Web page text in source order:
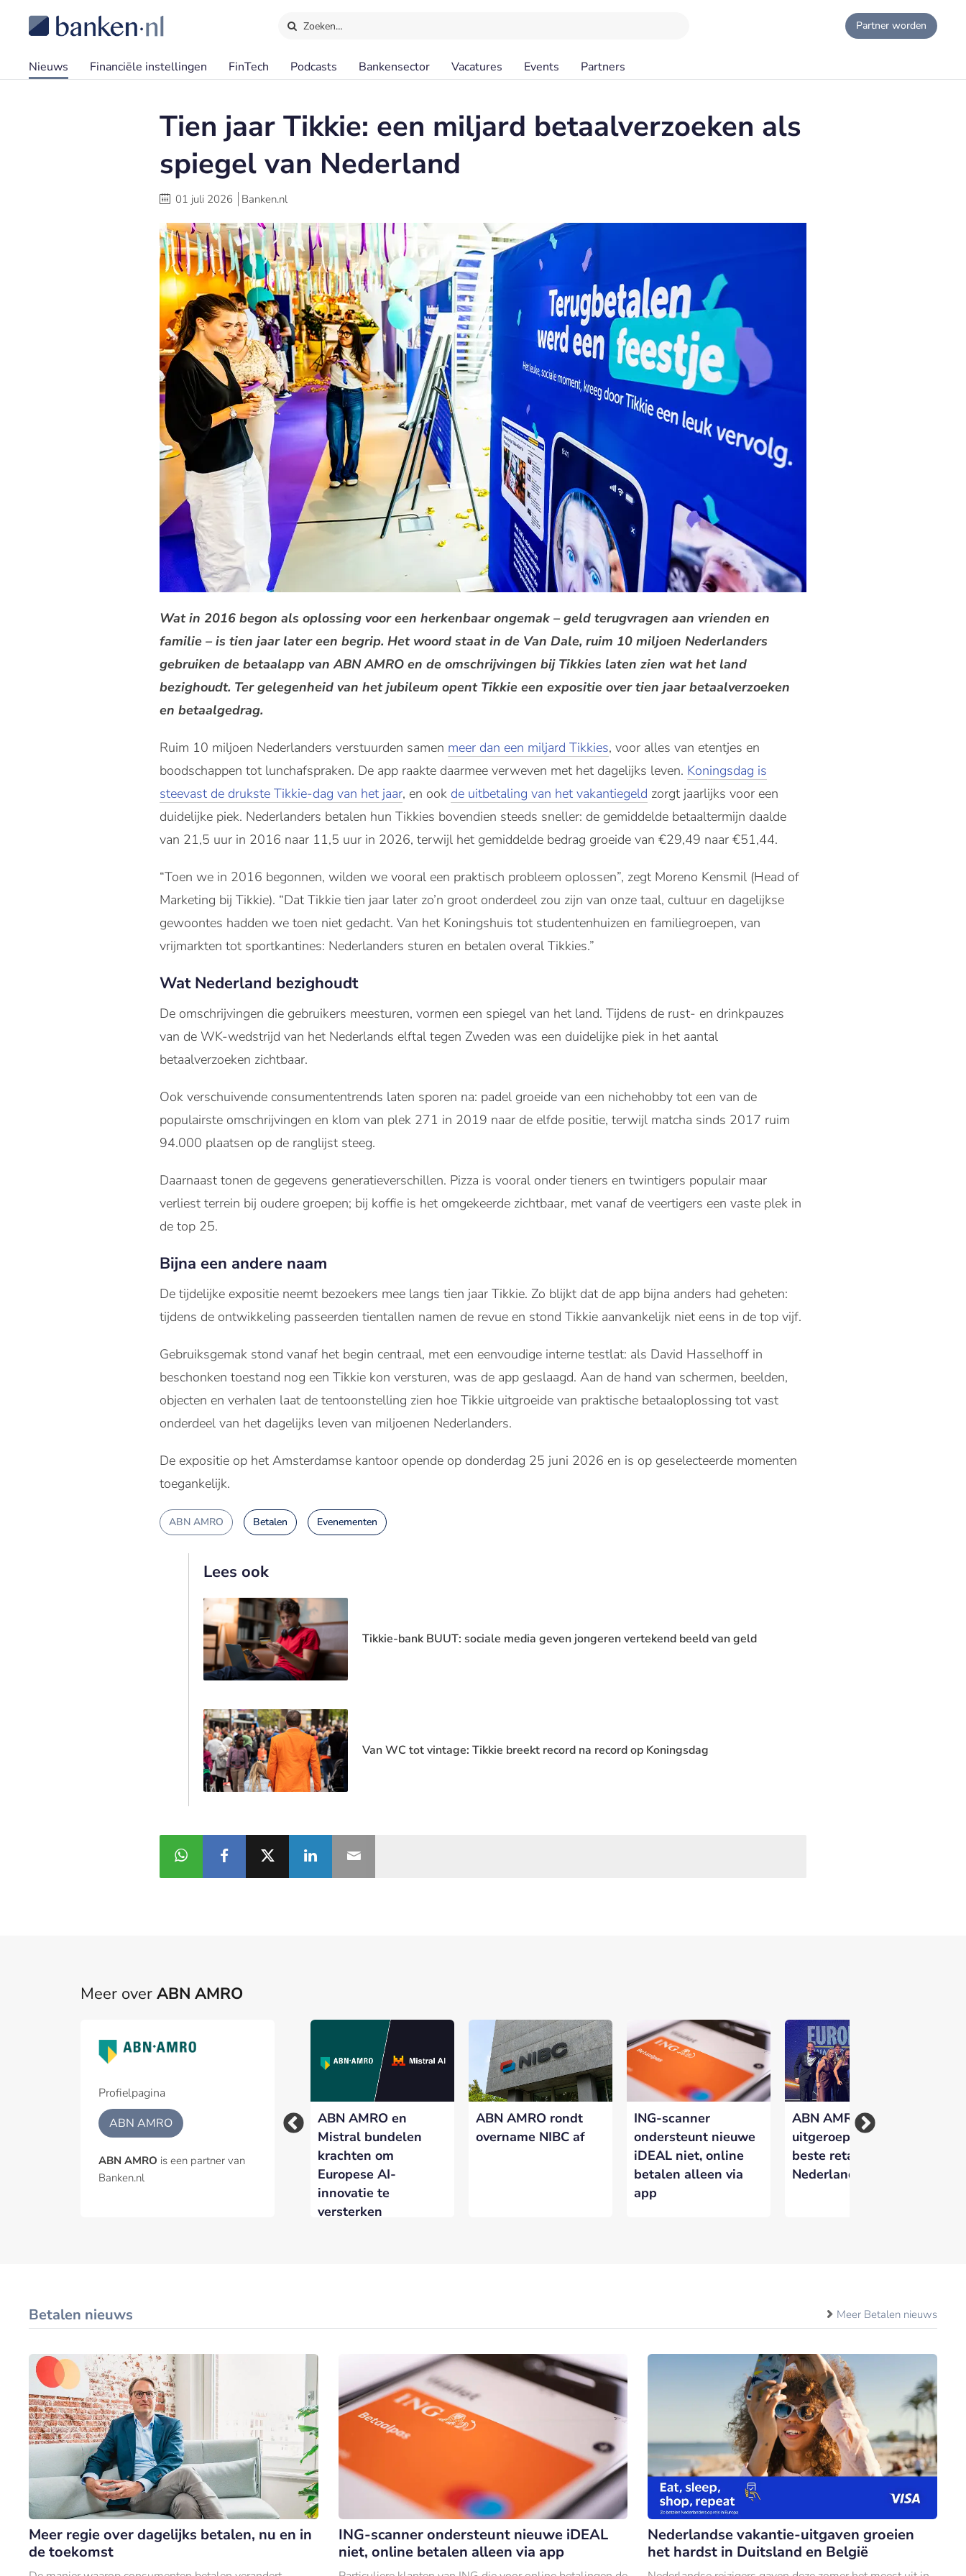
Zoeken… Partner worden
Nieuws Financiële instellingen FinTech Podcasts Bankensector Vacatures Events Partners
Tien jaar Tikkie: een miljard betaalverzoeken als
spiegel van Nederland
01 juli 2026 Banken.nl
Wat in 2016 begon als oplossing voor een herkenbaar ongemak – geld terugvragen aan vrienden en
familie – is tien jaar later een begrip. Het woord staat in de Van Dale, ruim 10 miljoen Nederlanders
gebruiken de betaalapp van ABN AMRO en de omschrijvingen bij Tikkies laten zien wat het land
bezighoudt. Ter gelegenheid van het jubileum opent Tikkie een expositie over tien jaar betaalverzoeken
en betaalgedrag.
Ruim 10 miljoen Nederlanders verstuurden samen meer dan een miljard Tikkies, voor alles van etentjes en
boodschappen tot lunchafspraken. De app raakte daarmee verweven met het dagelijks leven. Koningsdag is
steevast de drukste Tikkie-dag van het jaar, en ook de uitbetaling van het vakantiegeld zorgt jaarlijks voor een
duidelijke piek. Nederlanders betalen hun Tikkies bovendien steeds sneller: de gemiddelde betaaltermijn daalde
van 21,5 uur in 2016 naar 11,5 uur in 2026, terwijl het gemiddelde bedrag groeide van €29,49 naar €51,44.
“Toen we in 2016 begonnen, wilden we vooral een praktisch probleem oplossen”, zegt Moreno Kensmil (Head of
Marketing bij Tikkie). “Dat Tikkie tien jaar later zo’n groot onderdeel zou zijn van onze taal, cultuur en dagelijkse
gewoontes hadden we toen niet gedacht. Van het Koningshuis tot studentenhuizen en familiegroepen, van
vrijmarkten tot sportkantines: Nederlanders sturen en betalen overal Tikkies.”
Wat Nederland bezighoudt
De omschrijvingen die gebruikers meesturen, vormen een spiegel van het land. Tijdens de rust- en drinkpauzes
van de WK-wedstrijd van het Nederlands elftal tegen Zweden was een duidelijke piek in het aantal
betaalverzoeken zichtbaar.
Ook verschuivende consumententrends laten sporen na: padel groeide van een nichehobby tot een van de
populairste omschrijvingen en klom van plek 271 in 2019 naar de elfde positie, terwijl matcha sinds 2017 ruim
94.000 plaatsen op de ranglijst steeg.
Daarnaast tonen de gegevens generatieverschillen. Pizza is vooral onder tieners en twintigers populair maar
verliest terrein bij oudere groepen; bij koffie is het omgekeerde zichtbaar, met vanaf de veertigers een vaste plek in
de top 25.
Bijna een andere naam
De tijdelijke expositie neemt bezoekers mee langs tien jaar Tikkie. Zo blijkt dat de app bijna anders had geheten:
tijdens de ontwikkeling passeerden tientallen namen de revue en stond Tikkie aanvankelijk niet eens in de top vijf.
Gebruiksgemak stond vanaf het begin centraal, met een eenvoudige interne testlat: als David Hasselhoff in
beschonken toestand nog een Tikkie kon versturen, was de app geslaagd. Aan de hand van schermen, beelden,
objecten en verhalen laat de tentoonstelling zien hoe Tikkie uitgroeide van praktische betaaloplossing tot vast
onderdeel van het dagelijks leven van miljoenen Nederlanders.
De expositie op het Amsterdamse kantoor opende op donderdag 25 juni 2026 en is op geselecteerde momenten
toegankelijk.
ABN AMRO Betalen Evenementen
Lees ook
Tikkie-bank BUUT: sociale media geven jongeren vertekend beeld van geld
Van WC tot vintage: Tikkie breekt record na record op Koningsdag
Meer over ABN AMRO
Profielpagina
ABN AMRO
ABN AMRO is een partner van
Banken.nl
Woningmarkt koelt
verder af nu hogere
ABN AMRO – ODDO
BHF voor vijfde jaar
op rij Best Benelux
ABN AMRO en
Mistral bundelen
krachten om
Europese AI-
innovatie te
versterken
ABN AMRO rondt
overname NIBC af
ING-scanner
ondersteunt nieuwe
iDEAL niet, online
betalen alleen via
app
ABN AMRO
uitgeroepen tot
beste retailbank van
Nederland
Betalen nieuws Meer Betalen nieuws
Meer regie over dagelijks betalen, nu en in
de toekomst
ING-scanner ondersteunt nieuwe iDEAL
niet, online betalen alleen via app
Nederlandse vakantie-uitgaven groeien
het hardst in Duitsland en België